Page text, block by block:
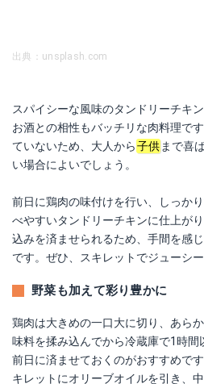
出典：unsplash.com
スパイシーな風味のタンドリーチキ
お酒との相性もバッチリな肉料理で
ていないため、大人から子供 まで喜
い場合によいでしょう。
前日に鶏肉の味付けを行い、しっか
べやすいタンドリーチキンに仕上が
込みを済ませられるため、手間を感
です。ぜひ、スキレットでジューシ
野菜も加えて彩り豊かに
鶏肉は大きめの一口大に切り、あら
味料を揉み込んでから冷蔵庫で1時
前日に済ませておくのがおすすめで
キレットにオリーブオイルを引き、中